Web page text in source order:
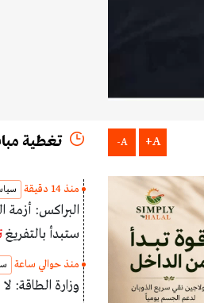
A+
A- تغطية
منذ 14 دقيقة
البراكس: أزمة
ستبدأ بالتفريغ
منذ حوالي ساعة
وزارة الطاقة: